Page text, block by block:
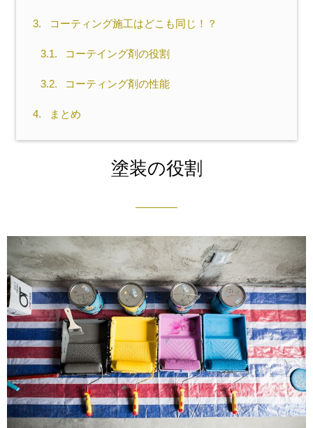
3. コーティング施工はどこも同じ！？
3.1. コーテイング剤の役割
3.2. コーティング剤の性能
4. まとめ
塗装の役割